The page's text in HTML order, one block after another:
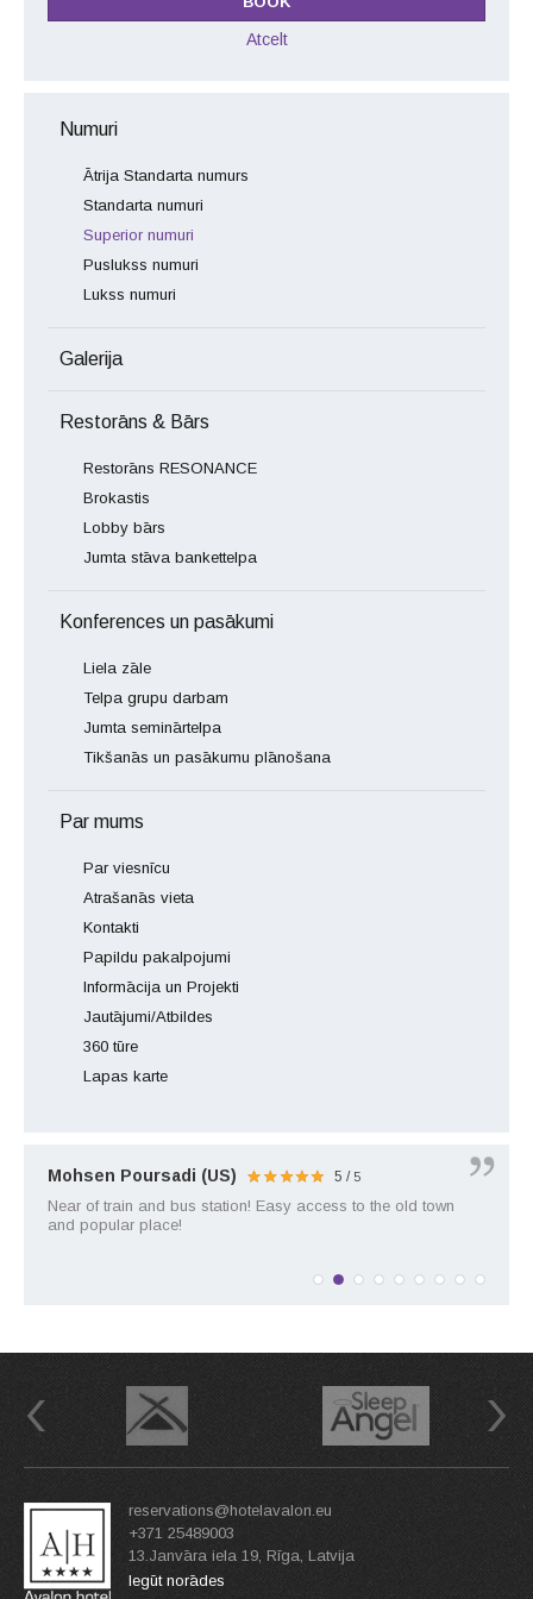
Atcelt
Numuri
Ātrija Standarta numurs
Standarta numuri
Superior numuri
Puslukss numuri
Lukss numuri
Galerija
Restorāns & Bārs
Restorāns RESONANCE
Brokastis
Lobby bārs
Jumta stāva bankettelpa
Konferences un pasākumi
Liela zāle
Telpa grupu darbam
Jumta seminārtelpa
Tikšanās un pasākumu plānošana
Par mums
Par viesnīcu
Atrašanās vieta
Kontakti
Papildu pakalpojumi
Informācija un Projekti
Jautājumi/Atbildes
360 tūre
Lapas karte
5
Mohsen Poursadi (US) 5 / 5
Near of train and bus station! Easy access to the old town
and popular place!
5 5
5 5
5 5
Previous Next
reservations@hotelavalon.eu
+371 25489003
13.Janvāra iela 19, Rīga, Latvija
Iegūt norādes